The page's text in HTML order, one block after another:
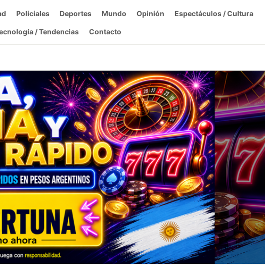
Policiales Deportes Mundo Opinión Espectáculos / Cultura
/ Tendencias Contacto